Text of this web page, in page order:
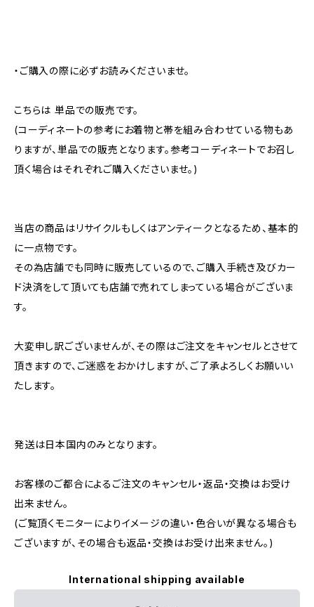
・ご購入の際に必ずお読みくださいませ。
こちらは 単品での販売です。
(コーディネートの参考にお着物と帯を組み合わせている物もあ
りますが、単品での販売となります。参考コーディネートでお召し
頂く場合はそれぞれご購入くださいませ。)
当店の商品はリサイクルもしくはアンティークとなるため、基本的
に一点物です。
その為店舗でも同時に販売しているので、ご購入手続き及びカー
ド決済をして頂いても店舗で売れてしまっている場合がございま
す。
大変申し訳ございませんが、その際はご注文をキャンセルとさせて
頂きますので、ご迷惑をおかけしますが、ご了承よろしくお願いい
たします。
発送は日本国内のみとなります。
お客様のご都合によるご注文のキャンセル・返品・交換はお受け
出来ません。
(ご覧頂くモニターによりイメージの違い・色合いが異なる場合も
ございますが、その場合も返品・交換はお受け出来ません。)
International shipping available